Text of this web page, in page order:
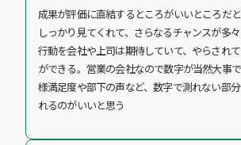
成果が評価に直結するところがいいところだ
しっかり見てくれて、さらなるチャンスが多
行動を会社や上司は期待していて、やらされ
ができる。営業の会社なので数字が当然大事
様満足度や部下の声など、数字で測れない部
れるのがいいと思う